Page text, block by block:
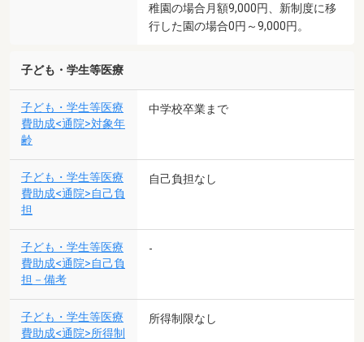
稚園の場合月額9,000円、新制度に移
行した園の場合0円～9,000円。
子ども・学生等医療
子ども・学生等医療
費助成<通院>対象年
齢
中学校卒業まで
子ども・学生等医療
費助成<通院>自己負
担
自己負担なし
子ども・学生等医療
費助成<通院>自己負
担－備考
-
子ども・学生等医療
費助成<通院>所得制
所得制限なし